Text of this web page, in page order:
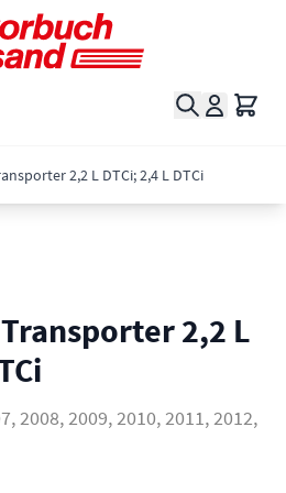
Suche
2,2 L DTCi; 2,4 L DTCi
2,2 L
2008, 2009, 2010, 2011, 2012,